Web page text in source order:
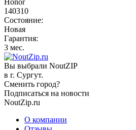
140310
Состояние:
Новая
Гарантия:
3 мес.
Вы выбрали NoutZIP
в г. Сургут.
Сменить город?
Подписаться на новости
NoutZip.ru
О компании